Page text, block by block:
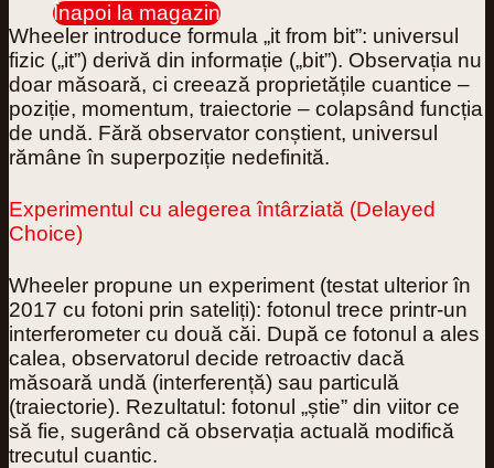
Înapoi la magazin
0
Wheeler introduce formula „it from bit”: universul
fizic („it”) derivă din informație („bit”). Observația nu
doar măsoară, ci creează proprietățile cuantice –
poziție, momentum, traiectorie – colapsând funcția
de undă. Fără observator conștient, universul
rămâne în superpoziție nedefinită.
Experimentul cu alegerea întârziată (Delayed
Choice)
Wheeler propune un experiment (testat ulterior în
2017 cu fotoni prin sateliți): fotonul trece printr-un
interferometer cu două căi. După ce fotonul a ales
calea, observatorul decide retroactiv dacă
măsoară undă (interferență) sau particulă
(traiectorie). Rezultatul: fotonul „știe” din viitor ce
să fie, sugerând că observația actuală modifică
trecutul cuantic.